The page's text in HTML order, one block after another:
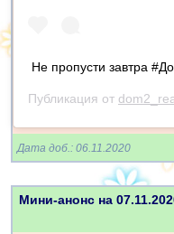
Не пропусти завтра
Публикация от
Дата доб.: 06.11.2020
Мини-анонс на